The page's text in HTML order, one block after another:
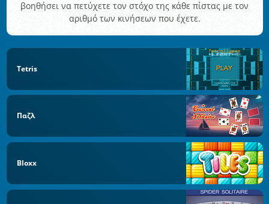
βοηθήσει να πετύχετε τον στόχο της κάθε πίστας με τον
αριθμό των κινήσεων που έχετε.
Tetris
Παζλ
Bloxx